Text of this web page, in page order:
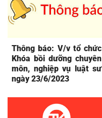
Thông báo: V/v tổ chức
Khóa bồi dưỡng chuyên
môn, nghiệp vụ luật sư
ngày 23/6/2023